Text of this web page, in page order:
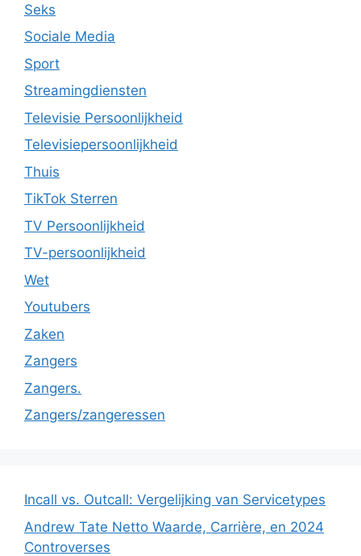
Seks
Sociale Media
Sport
Streamingdiensten
Televisie Persoonlijkheid
Televisiepersoonlijkheid
Thuis
TikTok Sterren
TV Persoonlijkheid
TV-persoonlijkheid
Wet
Youtubers
Zaken
Zangers
Zangers.
Zangers/zangeressen
Incall vs. Outcall: Vergelijking van Servicetypes
Andrew Tate Netto Waarde, Carrière, en 2024
Controverses